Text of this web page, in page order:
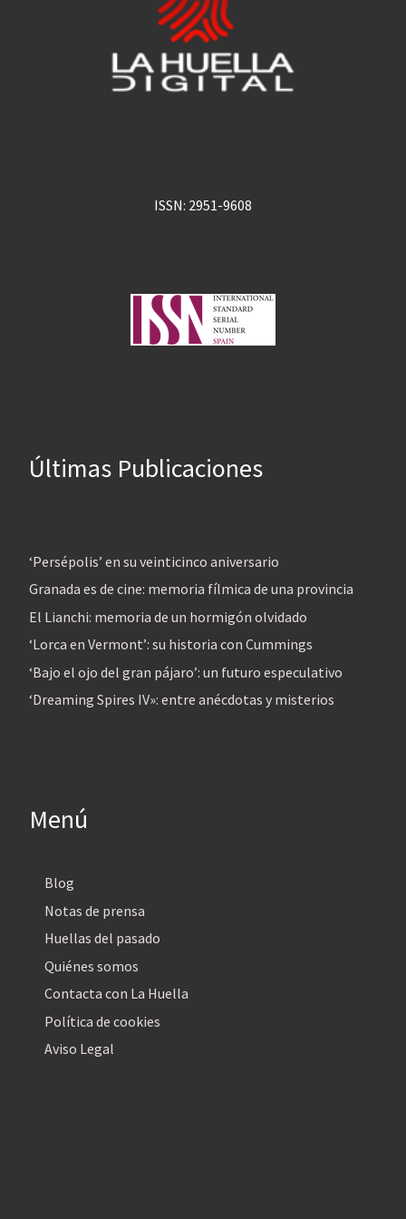
ISSN: 2951-9608
Últimas Publicaciones
‘Persépolis’ en su veinticinco aniversario
Granada es de cine: memoria fílmica de una provincia
El Lianchi: memoria de un hormigón olvidado
‘Lorca en Vermont’: su historia con Cummings
‘Bajo el ojo del gran pájaro’: un futuro especulativo
‘Dreaming Spires IV»: entre anécdotas y misterios
Menú
Blog
Notas de prensa
Huellas del pasado
Quiénes somos
Contacta con La Huella
Política de cookies
Aviso Legal